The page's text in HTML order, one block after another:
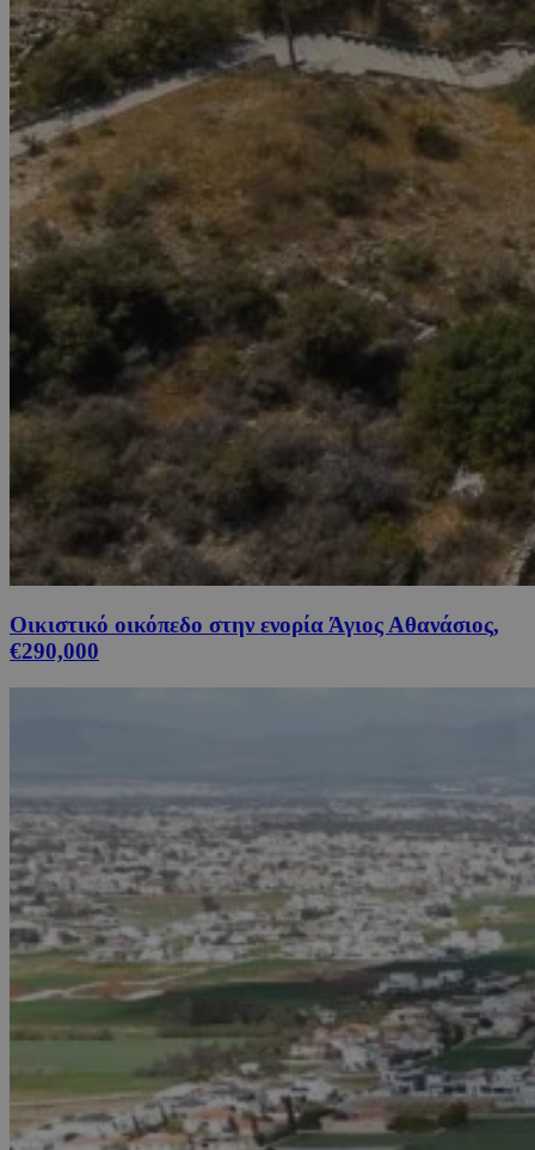
Οικιστικό οικόπεδο στην ενορία Άγιος Αθανάσιος,
€290,000